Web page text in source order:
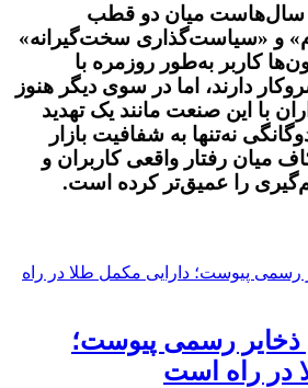
سال‌هاست میان دو قطب
و «سیاست‌گذاری سخت‌گیرانه»
کاربر به‌طور روزمره با
دارند، اما در سوی دیگر هنوز
با این صنعت مانند یک تهدید
نه‌تنها به شفافیت بازار
میان رفتار واقعی کاربران و
را عمیق‌تر کرده است.
ذخایر رسمی پیوست؛
در راه است